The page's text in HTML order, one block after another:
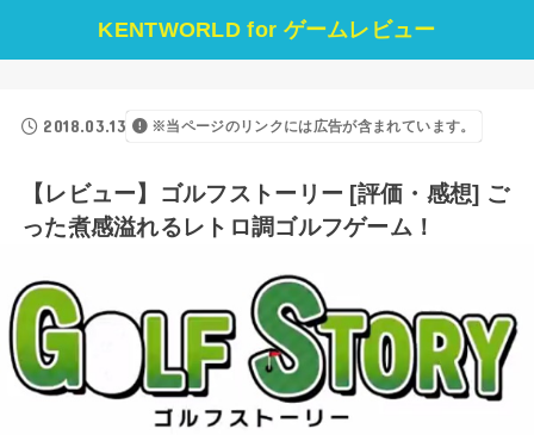
KENTWORLD for ゲームレビュー
2018.03.13 ※当ページのリンクには広告が含まれています。
【レビュー】ゴルフストーリー [評価・感想] ご
った煮感溢れるレトロ調ゴルフゲーム！